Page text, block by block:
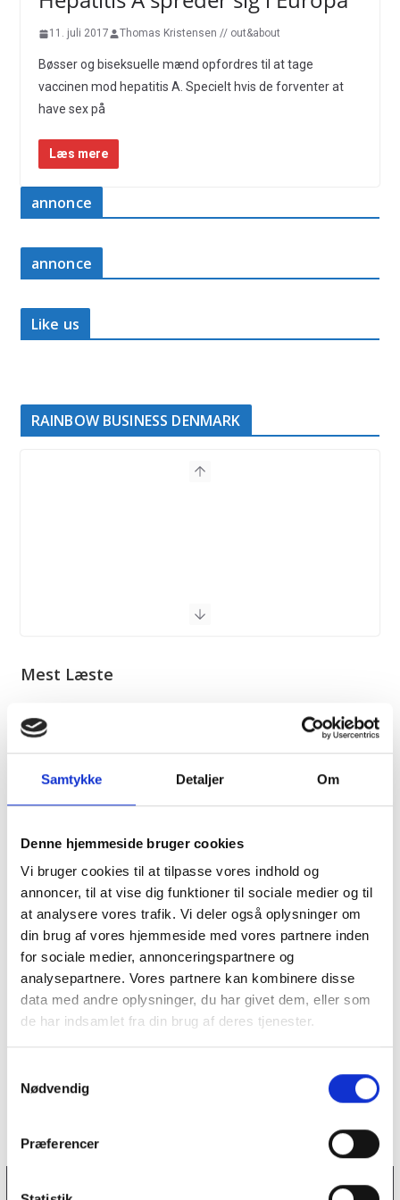
Samtykke Detaljer Om
Denne hjemmeside bruger cookies
Vi bruger cookies til at tilpasse vores indhold og
annoncer, til at vise dig funktioner til sociale medier og til
at analysere vores trafik. Vi deler også oplysninger om
din brug af vores hjemmeside med vores partnere inden
for sociale medier, annonceringspartnere og
analysepartnere. Vores partnere kan kombinere disse
data med andre oplysninger, du har givet dem, eller som
de har indsamlet fra din brug af deres tjenester.
Nødvendig
Præferencer
11. juli 2017 Thomas Kristensen // out&about
Bøsser og biseksuelle mænd opfordres til at tage
vaccinen mod hepatitis A. Specielt hvis de forventer at
have sex på
Læs mere
annonce
annonce
Like us
RAINBOW BUSINESS DENMARK
Mest Læste
Synlighed blev svaret, da Hamborg gik til
betjente på...
Fra fordømmelse til velsignelse: Kirken
Historisk set har forholdet mellem kirken og LGBT+ miljøet
været præget af...
KULTUR
Efter flere år i skuffen: Nu udgiver
Scarsis endelig Copenhagen Pride-
hymne
Efter flere år i skuffen udgiver poptrioen Scarsis endelig